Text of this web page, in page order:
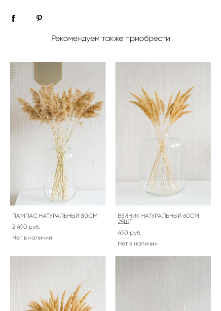
Рекомендуем также приобрести
ПАМПАС НАТУРАЛЬНЫЙ 80СМ
2 490 pуб.
Нет в наличии
ВЕЙНИК НАТУРАЛЬНЫЙ 60СМ
25ШТ
490 pуб.
Нет в наличии